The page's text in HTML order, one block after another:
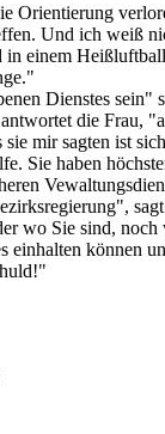
Orientierung
Und ich weiß
einem
Dienstes sein"
die Frau,
mir sagten ist
Sie haben
wo Sie sind,
einhalten können